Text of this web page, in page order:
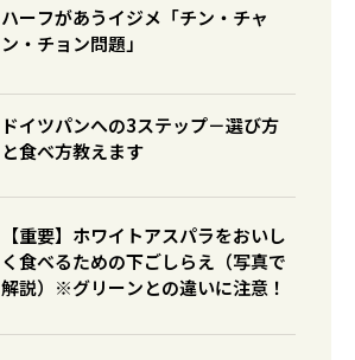
ハーフがあうイジメ「チン・チャ
ン・チョン問題」
ドイツパンへの3ステップ－選び方
と食べ方教えます
【重要】ホワイトアスパラをおいし
く食べるための下ごしらえ（写真で
解説）※グリーンとの違いに注意！